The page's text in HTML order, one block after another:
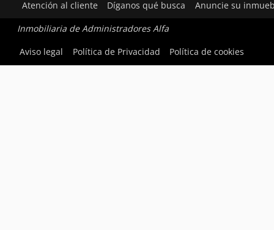
Atención al cliente Díganos qué busca Anuncie su
Inmobiliaria de Administradores Alfa
Aviso legal
Política de Privacidad Política de cookies